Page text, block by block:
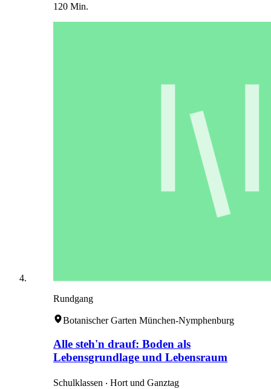
120 Min.
Rundgang
Botanischer Garten München-Nymphenburg
Alle steh'n drauf: Boden als
Lebensgrundlage und Lebensraum
Schulklassen ‧ Hort und Ganztag